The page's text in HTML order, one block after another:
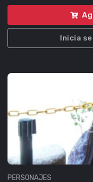
Inicia
PERSONAJES